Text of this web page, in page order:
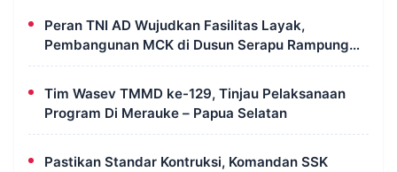
Peran TNI AD Wujudkan Fasilitas Layak,
Pembangunan MCK di Dusun Serapu Rampung
Dikerjakan
Tim Wasev TMMD ke-129, Tinjau Pelaksanaan
Program Di Merauke – Papua Selatan
Pastikan Standar Kontruksi, Komandan SSK